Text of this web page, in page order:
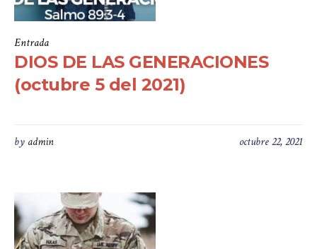
Entrada
DIOS DE LAS GENERACIONES
(octubre 5 del 2021)
octubre 22, 2021
by admin